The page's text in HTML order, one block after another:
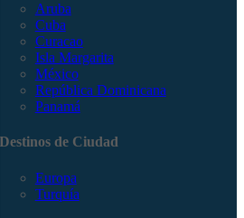
Aruba
Cuba
Curacao
Isla Margarita
México
República Dominicana
Panamá
Destinos de Ciudad
Europa
Turquía